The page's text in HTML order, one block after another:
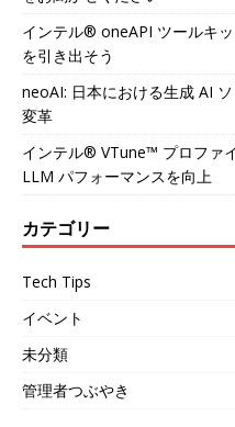
インテル® oneAPI ツールキ
を引き出そう
neoAI: 日本における生成 AI
変革
インテル® VTune™ プロファ
LLM パフォーマンスを向上
カテゴリー
Tech Tips
イベント
未分類
管理者つぶやき